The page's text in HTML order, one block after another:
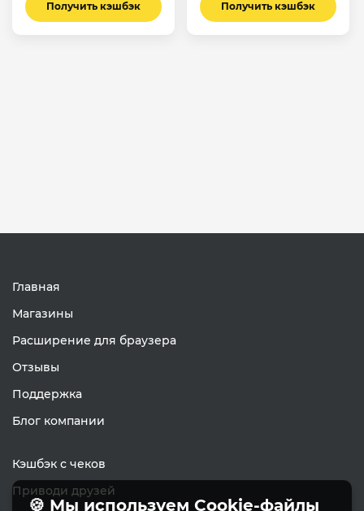
Получить кэшбэк Получить кэшбэк
Главная
Магазины
Расширение для браузера
Отзывы
Поддержка
Блог компании
Кэшбэк с чеков
Приводи друзей
🍪 Мы используем Cookie-файлы